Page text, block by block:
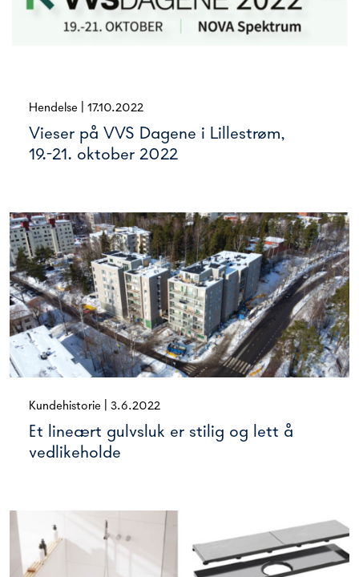
Hendelse 17.10.2022
Vieser på VVS Dagene i Lillestrøm,
19.-21. oktober 2022
Kundehistorie 3.6.2022
Et lineært gulvsluk er stilig og lett å
vedlikeholde